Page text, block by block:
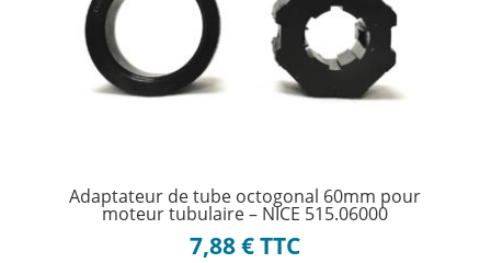
Adaptateur de tube octogonal 60mm pour
moteur tubulaire – NICE 515.06000
7,88€TTC